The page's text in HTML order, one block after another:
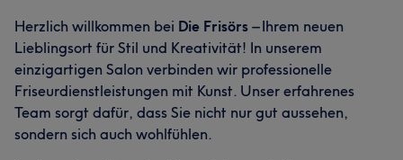
Herzlich willkommen bei Die Frisörs – Ihrem neuen
Lieblingsort für Stil und Kreativität! In unserem
einzigartigen Salon verbinden wir professionelle
Friseurdienstleistungen mit Kunst. Unser erfahrenes
Team sorgt dafür, dass Sie nicht nur gut aussehen,
sondern sich auch wohlfühlen.